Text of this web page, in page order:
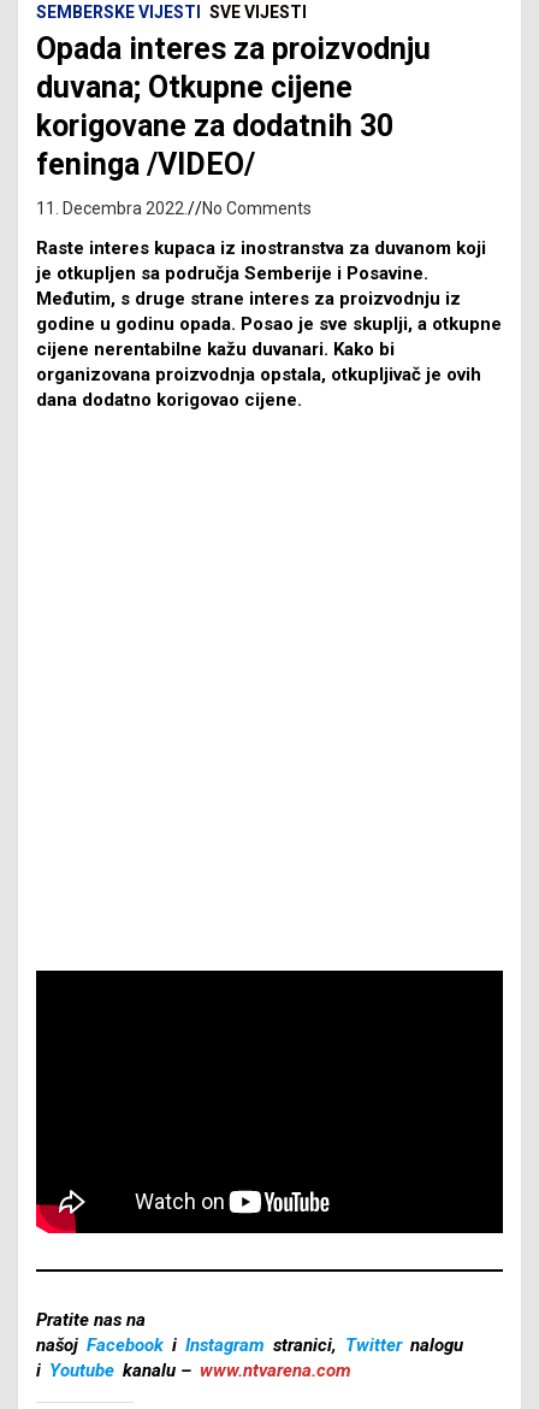
SEMBERSKE VIJESTI SVE VIJESTI
Opada interes za proizvodnju
duvana; Otkupne cijene
korigovane za dodatnih 30
feninga /VIDEO/
11. Decembra 2022. No Comments
Raste interes kupaca iz inostranstva za duvanom koji
je otkupljen sa područja Semberije i Posavine.
Međutim, s druge strane interes za proizvodnju iz
godine u godinu opada. Posao je sve skuplji, a otkupne
cijene nerentabilne kažu duvanari. Kako bi
organizovana proizvodnja opstala, otkupljivač je ovih
dana dodatno korigovao cijene.
Pratite nas na
našoj Facebook i Instagram stranici, Twitter nalogu
i Youtube kanalu – www.ntvarena.com